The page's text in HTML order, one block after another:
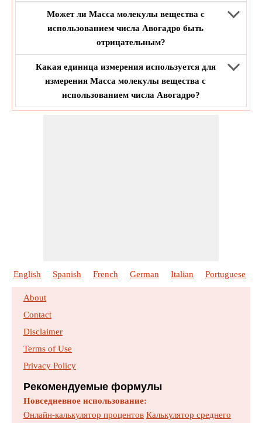
Может ли Масса молекулы вещества с
использованием числа Авогадро быть
отрицательным?
Какая единица измерения используется для
измерения Масса молекулы вещества с
использованием числа Авогадро?
English Spanish French German Italian Portuguese
About
Contact
Disclaimer
Terms of Use
Privacy Policy
Рекомендуемые формулы
Повседневное использование:
Онлайн-калькулятор процентов Калькулятор среднего